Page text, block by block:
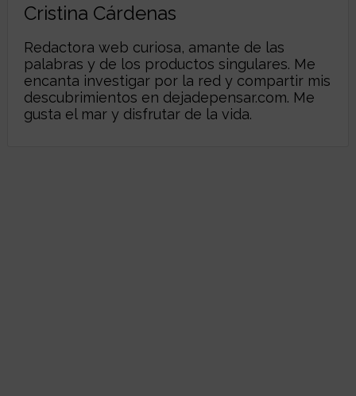
Cristina Cárdenas
Redactora web curiosa, amante de las
palabras y de los productos singulares. Me
encanta investigar por la red y compartir mis
descubrimientos en dejadepensar.com. Me
gusta el mar y disfrutar de la vida.